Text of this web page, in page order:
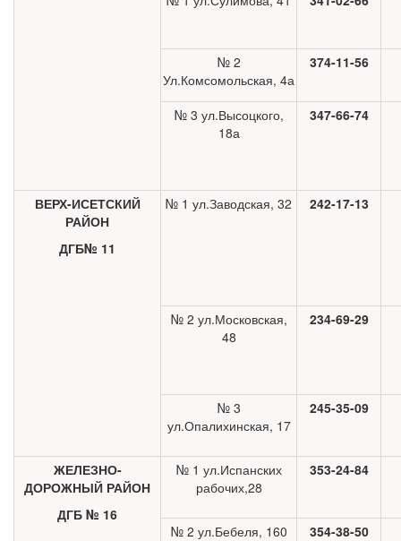
№ 2
Ул.Комсомольская, 4а
374-11-56
№ 3 ул.Высоцкого,
18а
347-66-74
ВЕРХ-ИСЕТСКИЙ
РАЙОН
ДГБ№ 11
№ 1 ул.Заводская, 32 242-17-13
№ 2 ул.Московская,
48
234-69-29
№ 3
ул.Опалихинская, 17
245-35-09
ЖЕЛЕЗНО-
ДОРОЖНЫЙ РАЙОН
ДГБ № 16
№ 1 ул.Испанских
рабочих,28
353-24-84
№ 2 ул.Бебеля, 160 354-38-50